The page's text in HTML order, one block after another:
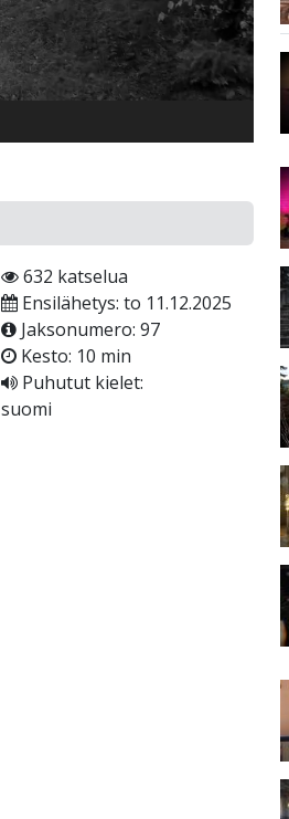
632 katselua
Ensilähetys: to 11.12.2025
Jaksonumero: 97
Kesto: 10 min
Puhutut kielet:
suomi